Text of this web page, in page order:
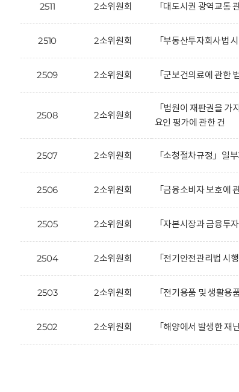
2511 2소위원회 「대도시권 광역교통
2510 2소위원회 「부동산투자회사법
2509 2소위원회 「군보건의료에 관한
2508 2소위원회
「법원이 재판권을
요인 평가에 관한 건
2507 2소위원회 「소청절차규정」일
2506 2소위원회 「금융소비자 보호에
2505 2소위원회 「자본시장과 금융투
2504 2소위원회 「전기안전관리법 시
2503 2소위원회 「전기용품 및 생활
2502 2소위원회 「해양에서 발생한